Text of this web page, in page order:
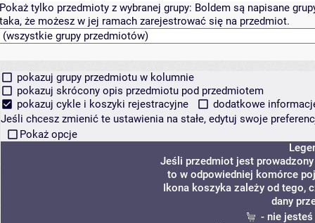
Pokaż tylko przedmioty z wybranej grupy: Boldem są napisane
taka, że możesz w jej ramach zarejestrować się na przedmiot.
pokazuj grupy przedmiotu w kolumnie
pokazuj skrócony opis przedmiotu pod przedmiotem
pokazuj cykle i koszyki rejestracyjne
dodatkowe
Jeśli chcesz zmienić te ustawienia na stałe, edytuj swoje
Pokaż opcje
Jeśli przedmiot jest
to w odpowiedniej komórce
Ikona koszyka zależy od tego,
dany
- nie